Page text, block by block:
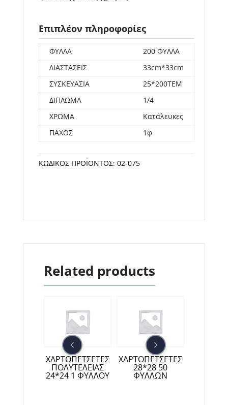
Επιπλέον πληροφορίες
ΦΥΛΛΑ 200 ΦΥΛΛΑ
ΔΙΑΣΤΑΣΕΙΣ 33cm*33cm
ΣΥΣΚΕΥΑΣΙΑ 25*200ΤΕΜ
ΔΙΠΛΩΜΑ 1/4
ΧΡΩΜΑ Κατάλευκες
ΠΑΧΟΣ 1φ
ΚΩΔΙΚΌΣ ΠΡΟΪΌΝΤΟΣ: 02-075
Related products
ΧΑΡΤΟΠΕΤΣΕΤΕΣ
ΠΟΛΥΤΕΛΕΙΑΣ
24*24 1 ΦΥΛΛΟΥ
ΧΑΡΤΟΠΕΤΣΕΤΕΣ
28*28 50
ΦΥΛΛΩΝ